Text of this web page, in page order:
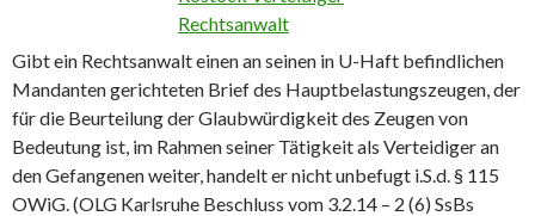
Gibt ein Rechtsanwalt einen an seinen in U-Haft befindlichen
Mandanten gerichteten Brief des Hauptbelastungszeugen, der
für die Beurteilung der Glaubwürdigkeit des Zeugen von
Bedeutung ist, im Rahmen seiner Tätigkeit als Verteidiger an
den Gefangenen weiter, handelt er nicht unbefugt i.S.d. § 115
OWiG. (OLG Karlsruhe Beschluss vom 3.2.14 – 2 (6) SsBs